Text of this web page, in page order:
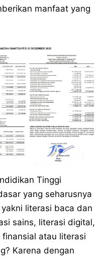
manfaat yang
Tinggi
yang seharusnya
literasi baca dan
sains, literasi digital,
atau literasi
Karena dengan